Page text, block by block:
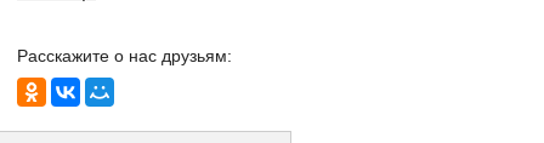
Расскажите о нас друзьям: